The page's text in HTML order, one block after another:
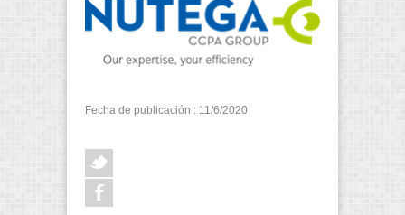
Fecha de publicación : 11/6/2020